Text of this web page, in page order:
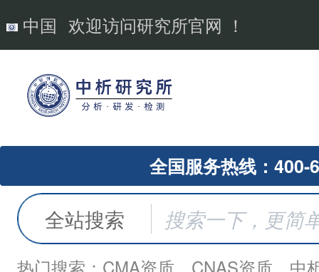
中国 欢迎访问研究所官网 ！
全国服务热线：400-
全站搜索
热门搜索：CMA资质，CNAS资质，中